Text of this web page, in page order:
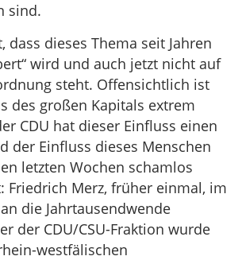
sind.
dass dieses Thema seit Jahren
wird und auch jetzt nicht auf
steht. Offensichtlich ist
des großen Kapitals extrem
CDU hat dieser Einfluss einen
der Einfluss dieses Menschen
letzten Wochen schamlos
Friedrich Merz, früher einmal, im
die Jahrtausendwende
der CDU/CSU-Fraktion wurde
westfälischen